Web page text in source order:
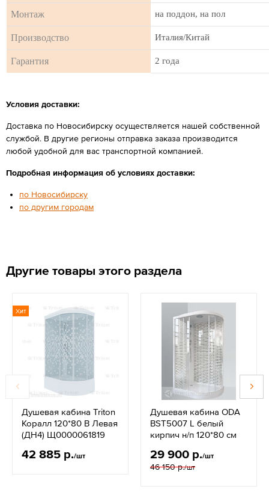
Монтаж на поддон, на пол
Производство Италия/Китай
Гарантия 2 года
Условия доставки:
Доставка по Новосибирску осуществляется нашей собственной
службой. В другие регионы отправка заказа производится
любой удобной для вас транспортной компанией.
Подробная информация об условиях доставки:
по Новосибирску
по другим городам
Другие товары этого раздела
Хит
Душевая кабина Triton
Коралл 120*80 В Левая
(ДН4) Щ0000061819
42 885 р./шт
Душевая кабина ODA
BST5007 L белый
кирпич н/п 120*80 см
29 900 р./шт
46 150 р./шт